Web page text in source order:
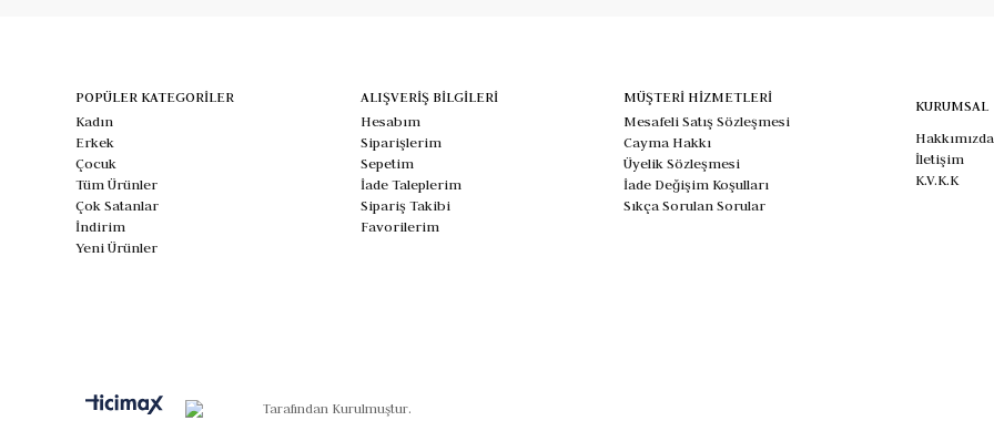
POPÜLER KATEGORİLER
Kadın
Erkek
Çocuk
Tüm Ürünler
Çok Satanlar
İndirim
Yeni Ürünler
ALIŞVERİŞ BİLGİLERİ
Hesabım
Siparişlerim
Sepetim
İade Taleplerim
Sipariş Takibi
Favorilerim
MÜŞTERİ HİZMETLERİ
Mesafeli Satış Sözleşmesi
Cayma Hakkı
Üyelik Sözleşmesi
İade Değişim Koşulları
Sıkça Sorulan Sorular
KURUMSAL
Hakkımızda
İletişim
K.V.K.K
Tarafından Kurulmuştur.